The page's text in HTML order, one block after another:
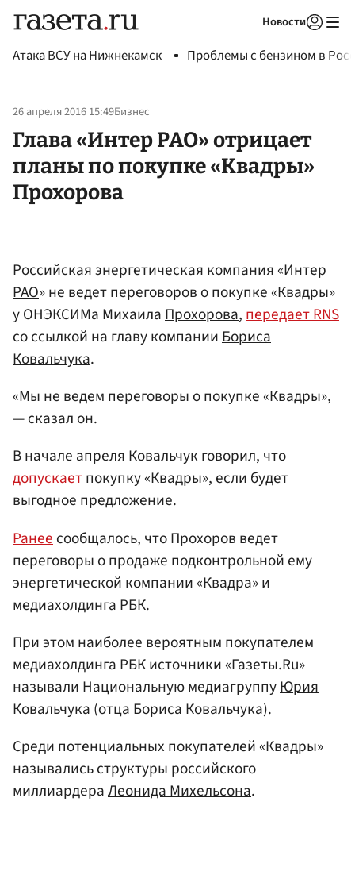
Новости
Атака ВСУ на Нижнекамск Проблемы с бензином в
26 апреля 2016 15:49Бизнес
Глава «Интер РАО» отрицает
планы по покупке «Квадры»
Прохорова
Российская энергетическая компания «Интер
РАО» не ведет переговоров о покупке «Квадры»
у ОНЭКСИМа МихаилаПрохорова,передает RNS
со ссылкой на главу компанииБориса
Ковальчука.
«Мы не ведем переговоры о покупке «Квадры»,
— сказал он.
В начале апреля Ковальчук говорил, что
допускаетпокупку «Квадры», если будет
выгодное предложение.
Ранее сообщалось, что Прохоров ведет
переговоры о продаже подконтрольной ему
энергетической компании «Квадра» и
медиахолдинга РБК.
При этом наиболее вероятным покупателем
медиахолдинга РБК источники «Газеты.Ru»
называли Национальную медиагруппуЮрия
Ковальчука(отца Бориса Ковальчука).
Среди потенциальных покупателей «Квадры»
назывались структуры российского
миллиардераЛеонида Михельсона.